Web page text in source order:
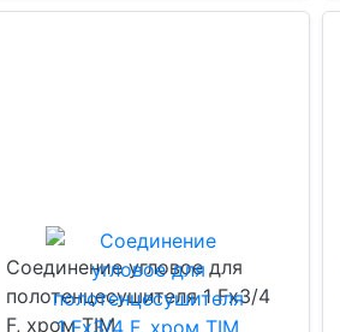
Соединение угловое для
полотенцесушителя 1 Fx3/4
F, хром TIM